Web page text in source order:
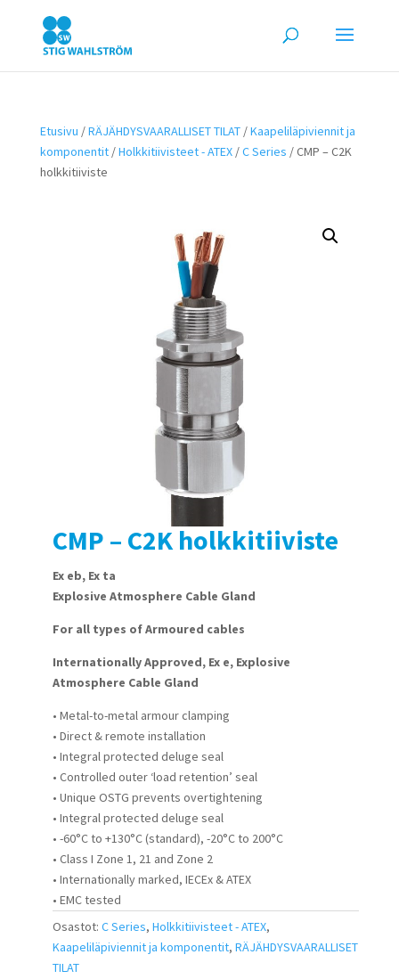
Etusivu /RÄJÄHDYSVAARALLISET TILAT/Kaapeliläpiviennit ja
komponentit/Holkkitiivisteet - ATEX/C Series / CMP – C2K
holkkitiiviste
CMP – C2K holkkitiiviste
Ex eb, Ex ta
Explosive Atmosphere Cable Gland
For all types of Armoured cables
Internationally Approved, Ex e, Explosive
Atmosphere Cable Gland
• Metal-to-metal armour clamping
• Direct & remote installation
• Integral protected deluge seal
• Controlled outer ‘load retention’ seal
• Unique OSTG prevents overtightening
• Integral protected deluge seal
• -60°C to +130°C (standard), -20°C to 200°C
• Class I Zone 1, 21 and Zone 2
• Internationally marked, IECEx & ATEX
• EMC tested
Osastot: C Series, Holkkitiivisteet - ATEX,
Kaapeliläpiviennit ja komponentit, RÄJÄHDYSVAARALLISET
TILAT